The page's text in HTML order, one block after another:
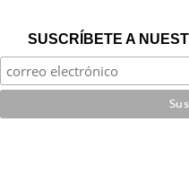
SUSCRÍBETE A